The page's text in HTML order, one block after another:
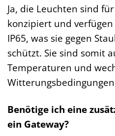
Ja, die Leuchten sind
konzipiert und
IP65, was sie gegen
schützt. Sie sind somit
Temperaturen und
Benötige ich eine
ein Gateway?